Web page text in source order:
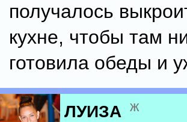
получалось
кухне, чтобы там
готовила обеды и
ЛУИЗА ж